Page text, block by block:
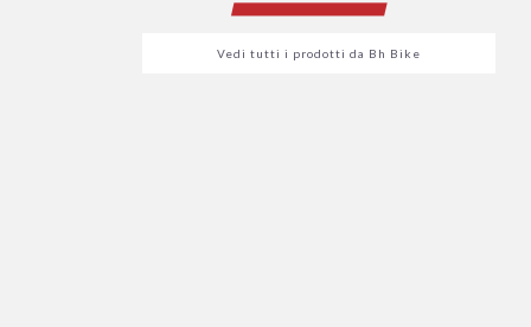
Vedi tutti i prodotti da Bh Bike